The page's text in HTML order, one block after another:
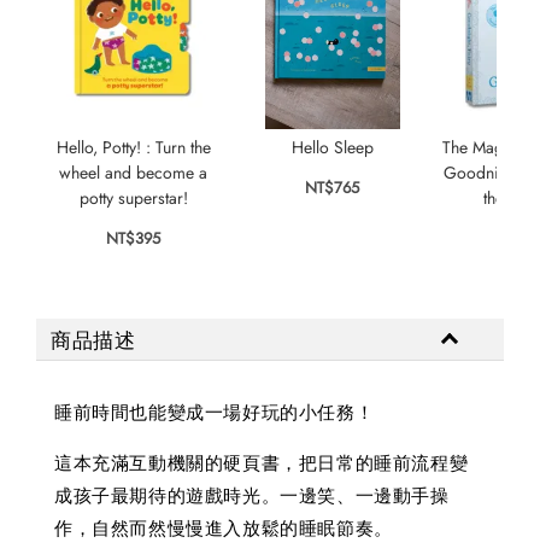
Hello, Potty! : Turn the
wheel and become a
potty superstar!
NT$395
Hello Sleep
NT$765
The Magic
Goodnight,
the-
商品描述
睡前時間也能變成一場好玩的小任務！
這本充滿互動機關的硬頁書，把日常的睡前流程變
成孩子最期待的遊戲時光。一邊笑、一邊動手操
作，自然而然慢慢進入放鬆的睡眠節奏。